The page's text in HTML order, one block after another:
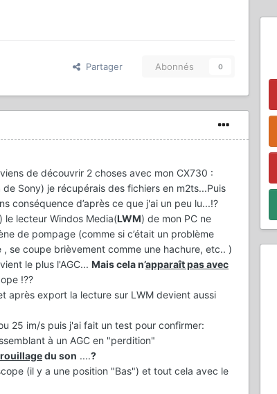
Partager Abonnés 0
de découvrir 2 choses avec mon CX730 :
Sony) je récupérais des fichiers en m2ts...Puis
conséquence d’après ce que j'ai un peu lu...!?
le lecteur Windos Media(LWM) de mon PC ne
de pompage (comme si c’était un problème
se coupe brièvement comme une hachure, etc.. )
le plus l'AGC... Mais cela n’apparaît pas avec
!??
après export la lecture sur LWM devient aussi
25 im/s puis j'ai fait un test pour confirmer:
à un AGC en "perdition"
du son ....?
(il y a une position "Bas") et tout cela avec le